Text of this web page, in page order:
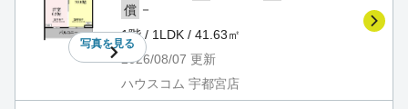
写真を見る
償 －
1階 / 1LDK / 41.63㎡
2026/08/07 更新
ハウスコム 宇都宮店